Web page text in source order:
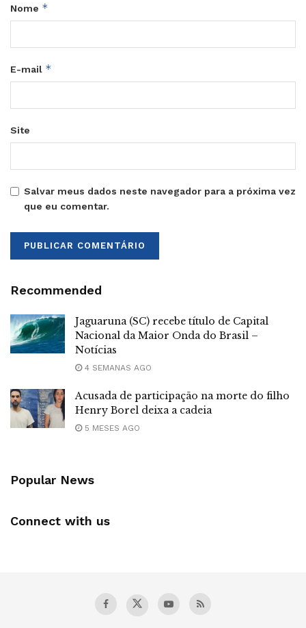
Nome *
E-mail *
Site
Salvar meus dados neste navegador para a próxima vez
que eu comentar.
Recommended
Jaguaruna (SC) recebe título de Capital
Nacional da Maior Onda do Brasil –
Notícias
4 SEMANAS AGO
Acusada de participação na morte do filho
Henry Borel deixa a cadeia
5 MESES AGO
Popular News
Connect with us